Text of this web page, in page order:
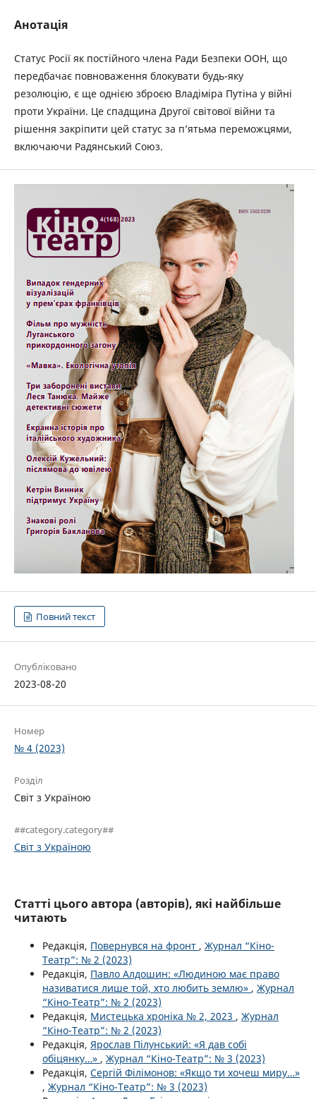
Анотація
Статус Росії як постійного члена Ради Безпеки ООН, що
передбачає повноваження блокувати будь-яку
резолюцію, є ще однією зброєю Владіміра Путіна у війні
проти України. Це спадщина Другої світової війни та
рішення закріпити цей статус за п’ятьма переможцями,
включаючи Радянський Союз.
Повний текст
Опубліковано
2023-08-20
Номер
№ 4 (2023)
Розділ
Світ з Україною
##category.category##
Світ з Україною
Статті цього автора (авторів), які найбільше
читають
Редакція, Повернувся на фронт , Журнал “Кіно-
Театр”: № 2 (2023)
Редакція, Павло Алдошин: «Людиною має право
називатися лише той, хто любить землю» , Журнал
“Кіно-Театр”: № 2 (2023)
Редакція, Мистецька хроніка № 2, 2023 , Журнал
“Кіно-Театр”: № 2 (2023)
Редакція, Ярослав Пілунський: «Я дав собі
обіцянку…» , Журнал “Кіно-Театр”: № 3 (2023)
Редакція, Сергій Філімонов: «Якщо ти хочеш миру…»
, Журнал “Кіно-Театр”: № 3 (2023)